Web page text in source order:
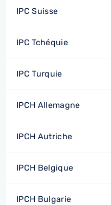
IPC Suisse
IPC Tchéquie
IPC Turquie
IPCH Allemagne
IPCH Autriche
IPCH Belgique
IPCH Bulgarie